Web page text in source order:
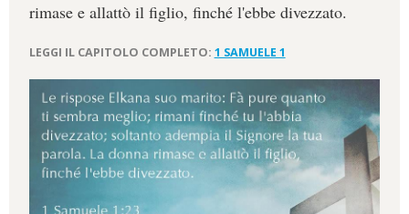
rimase e allattò il figlio, finché l'ebbe divezzato.
LEGGI IL CAPITOLO COMPLETO: 1 SAMUELE 1